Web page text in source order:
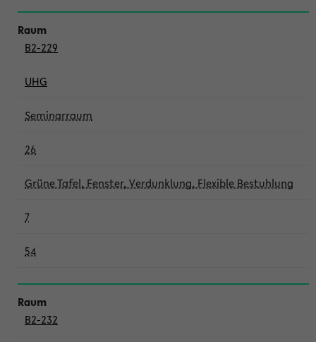
B2-229
UHG
Seminarraum
26
Grüne Tafel, Fenster, Verdunklung, Flexible Bestuhlung
7
54
B2-232